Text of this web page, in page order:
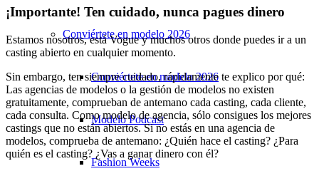
Conviértete en modelo 2026
Conviértete en modelo 2026
Modelo Podcast
Fashion Weeks
¡Importante! Ten cuidado, nunca pagues dinero
Estamos nosotros, está Vogue y muchos otros donde puedes ir a un
casting abierto en cualquier momento.
Sin embargo, ten siempre cuidado, rápidamente te explico por qué:
Las agencias de modelos o la gestión de modelos no existen
gratuitamente, comprueban de antemano cada casting, cada cliente,
cada consulta. Como modelo de agencia, sólo consigues los mejores
castings que no están abiertos. Si no estás en una agencia de
modelos, comprueba de antemano: ¿Quién hace el casting? ¿Para
quién es el casting? ¿Vas a ganar dinero con él?